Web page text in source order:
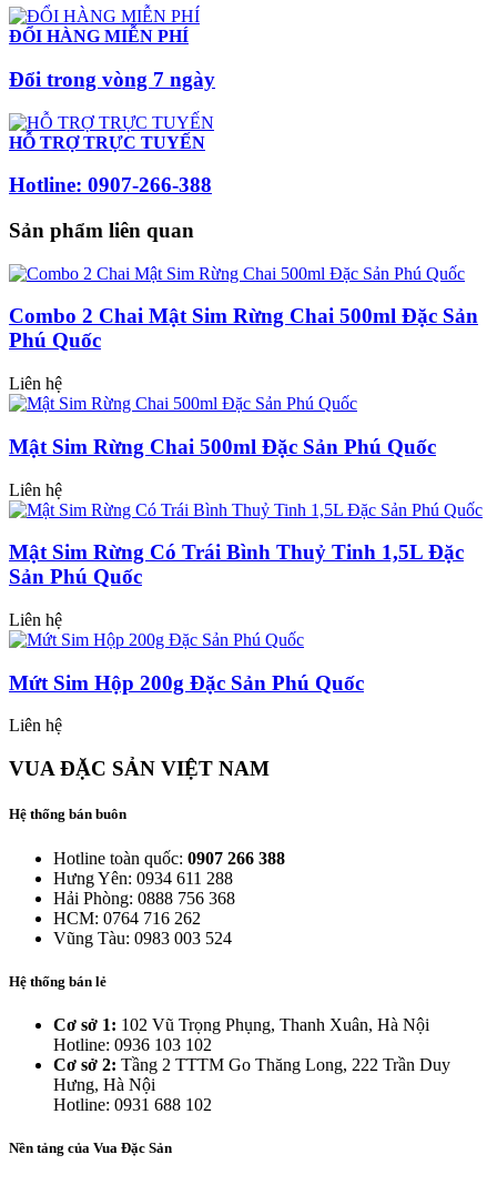
ĐỔI HÀNG MIỄN PHÍ
Đổi trong vòng 7 ngày
HỖ TRỢ TRỰC TUYẾN
Hotline: 0907-266-388
Sản phẩm liên quan
Combo 2 Chai Mật Sim Rừng Chai 500ml Đặc Sản
Phú Quốc
Liên hệ
Mật Sim Rừng Chai 500ml Đặc Sản Phú Quốc
Liên hệ
Mật Sim Rừng Có Trái Bình Thuỷ Tinh 1,5L Đặc
Sản Phú Quốc
Liên hệ
Mứt Sim Hộp 200g Đặc Sản Phú Quốc
Liên hệ
VUA ĐẶC SẢN VIỆT NAM
Hệ thống bán buôn
Hotline toàn quốc: 0907 266 388
Hưng Yên: 0934 611 288
Hải Phòng: 0888 756 368
HCM: 0764 716 262
Vũng Tàu: 0983 003 524
Hệ thống bán lẻ
Cơ sở 1: 102 Vũ Trọng Phụng, Thanh Xuân, Hà Nội
Hotline: 0936 103 102
Cơ sở 2: Tầng 2 TTTM Go Thăng Long, 222 Trần Duy
Hưng, Hà Nội
Hotline: 0931 688 102
Nền tảng của Vua Đặc Sản